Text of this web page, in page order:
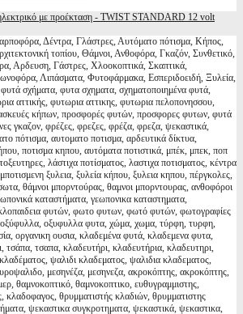
ηλεκτρικό με προέκταση - TWIST STANDARD 12 volt
Δέντρα, Γλάστρες, Αυτόματο πότισμα, Κήπος,
τοπίου, Θάμνοι, Ανθοφόρα, Γκαζόν, Συνθετικό,
Αρδευση, Γάστρες, Χλοοκοπτικά, Σκαπτικά,
Λιπάσματα, Φυτοφάρμακα, Εσπεριδοειδή, Ξυλεία,
φυτά σχήματα, φυτα σχηματα, σχηματοποιημένα φυτά,
αττικής, φυτωρια αττικης, φυτωρια πελοπονησσου,
κήπων, προσφορές φυτών, προσφορες φυτων, φυτά
γκαζον, φρέζες, φρεζες, φρέζα, φρεζα, ψεκαστικά,
πότισμα, αυτοματο ποτισμα, αρδευτικά δίκτυα,
ποτισμα κηπου, αυτόματα ποτιστικά, μπέκ, μπεκ, ποπ
λάστιχα ποτίσματος, λαστιχα ποτισματος, κέντρα
ξυλεια, ξυλεία κήπου, ξυλεια κηπου, πέργκολες,
θάμνοι μπορντούρας, θαμνοι μπορντουρας, ανθοφόροι
καταστήματα, γεωπονικα καταστηματα,
φυτών, φωτο φυτων, φωτό φυτών, φωτογραφίες
οξυφυλλα φυτα, χώμα, χωμα, τύρφη, τυρφη,
οργανικη ουσια, κλαδεμένα φυτά, κλαδεμενα φυτα,
τσάπα, τσαπα, κλαδευτήρι, κλαδευτήρια, κλαδευτηρι,
ψαλιδι κλαδεματος, ψαλιδια κλαδεματος,
μεσηνέζα, μεσηνεζα, ακροκόπτης, ακροκόπτης,
θαμνοκοπτικό, θαμνοκοπτικο, ευθυγραμμιστης,
κλαδοφαγος, θρυμματιστής κλαδιών, θρυμματιστης
ψεκαστικα συγκροτηματα, ψεκαστικά, ψεκαστικα,